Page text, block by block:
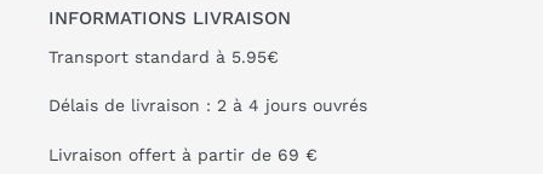
INFORMATIONS LIVRAISON
Transport standard à 5.95€
Délais de livraison : 2 à 4 jours ouvrés
Livraison offert à partir de 69 €